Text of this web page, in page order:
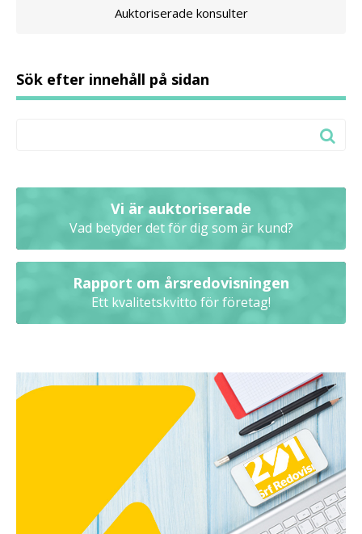
Auktoriserade konsulter
Sök efter innehåll på sidan
Vi är auktoriserade
Vad betyder det för dig som är kund?
Rapport om årsredovisningen
Ett kvalitetskvitto för företag!